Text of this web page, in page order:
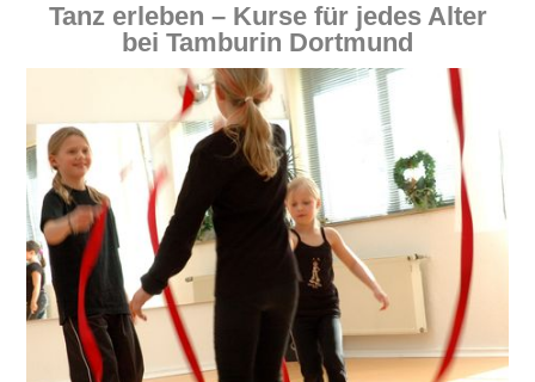
Tanz erleben – Kurse für jedes Alter
bei Tamburin Dortmund